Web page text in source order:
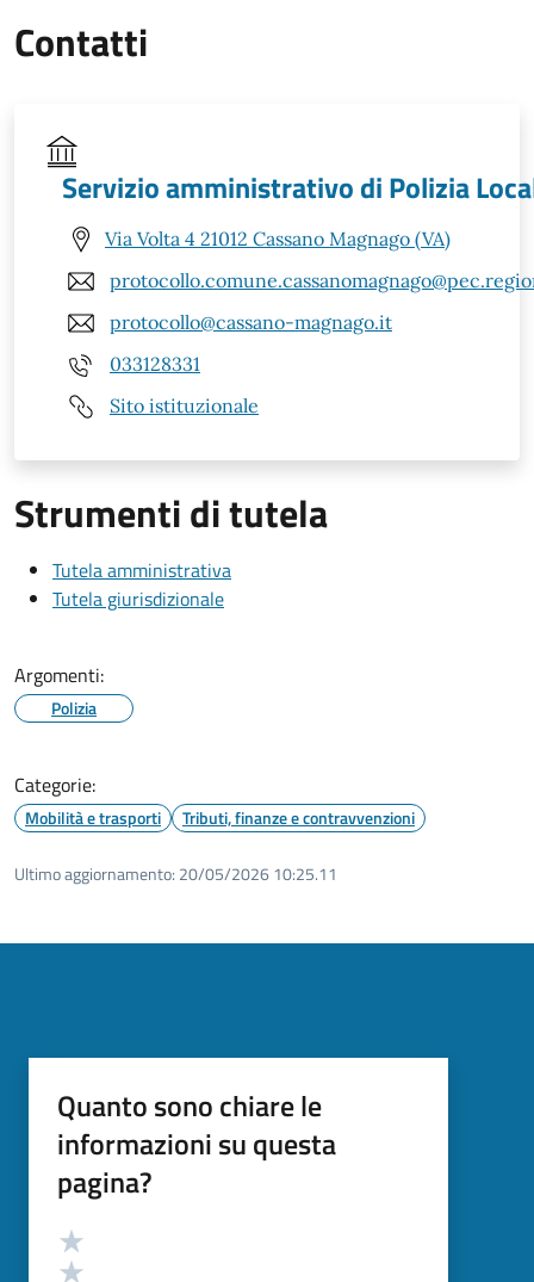
Contatti
Servizio amministrativo di Polizia
Via Volta 4 21012 Cassano Magnago (VA)
protocollo@cassano-magnago.it
033128331
Sito istituzionale
Strumenti di tutela
Tutela amministrativa
Tutela giurisdizionale
Argomenti:
Polizia
Categorie:
Mobilità e trasporti Tributi, finanze e contravvenzioni
Ultimo aggiornamento: 20/05/2026 10:25.11
Quanto sono chiare le
informazioni su questa
pagina?
Valutazione